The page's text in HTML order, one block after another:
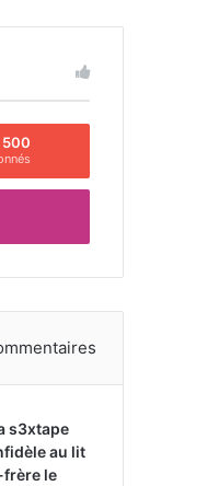
500
s3xtape
au lit
frère le